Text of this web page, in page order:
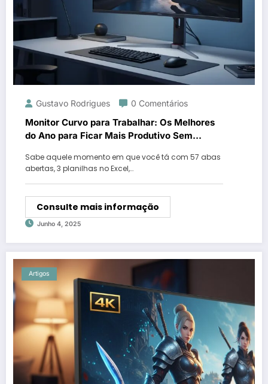
Gustavo Rodrigues 0 Comentários
Monitor Curvo para Trabalhar: Os Melhores
do Ano para Ficar Mais Produtivo Sem
Sabe aquele momento em que você tá com 57 abas
abertas, 3 planilhas no Excel,…
Consulte mais informação
Junho 4, 2025
Artigos